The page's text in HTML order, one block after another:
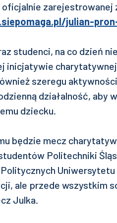
julian-
studenci, na co dzień
inicjatywie
szeregu
działalność, aby
dziecku.
będzie mecz
Politechniki
ale przede wszystkim
Julka.